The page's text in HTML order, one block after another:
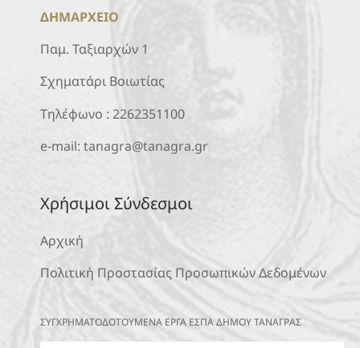
ΔΗΜΑΡΧΕΙΟ
Παμ. Ταξιαρχών 1
Σχηματάρι Βοιωτίας
Τηλέφωνο : 2262351100
e-mail: tanagra@tanagra.gr
Χρήσιμοι Σύνδεσμοι
Αρχική
Πολιτική Προστασίας Προσωπικών Δεδομένων
ΣΥΓΧΡΗΜΑΤΟΔΟΤΟΥΜΕΝΑ ΕΡΓΑ ΕΣΠΑ ΔΗΜΟΥ ΤΑΝΑΓΡΑΣ